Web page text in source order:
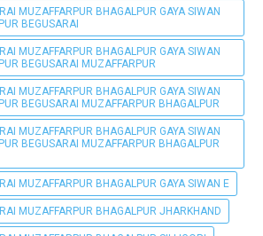
MUZAFFARPUR BHAGALPUR GAYA SIWAN
BEGUSARAI
MUZAFFARPUR BHAGALPUR GAYA SIWAN
BEGUSARAI MUZAFFARPUR
MUZAFFARPUR BHAGALPUR GAYA SIWAN
BEGUSARAI MUZAFFARPUR BHAGALPUR
MUZAFFARPUR BHAGALPUR GAYA SIWAN
BEGUSARAI MUZAFFARPUR BHAGALPUR
MUZAFFARPUR BHAGALPUR GAYA SIWAN E
MUZAFFARPUR BHAGALPUR JHARKHAND